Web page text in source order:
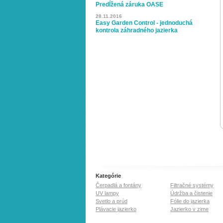
Predĺžená záruka OASE
28.11.2016
Easy Garden Control - jednoduchá
kontrola záhradného jazierka
Kategórie
Čerpadlá a fontány
Filtračné systémy
UV lampy
Údržba a čistenie
Svetlo a prúd
Fólie do jazierka
Plávacie jazierko
Jazierko v zime